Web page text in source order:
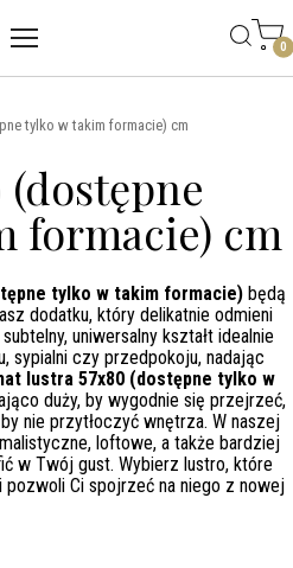
0
tylko w takim formacie) cm
(dostępne
formacie) cm
tylko w takim formacie) będą
dodatku, który delikatnie odmieni
uniwersalny kształt idealnie
sypialni czy przedpokoju, nadając
lustra 57x80 (dostępne tylko w
duży, by wygodnie się przejrzeć,
nie przytłoczyć wnętrza. W naszej
loftowe, a także bardziej
w Twój gust. Wybierz lustro, które
Ci spojrzeć na niego z nowej